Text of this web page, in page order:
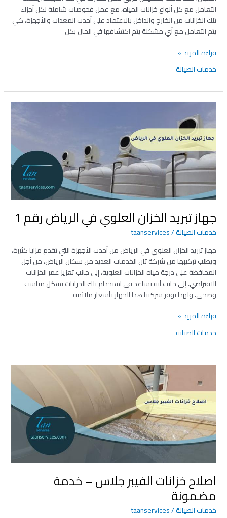
التعامل مع كل أنواع خزانات المياه، مع عمل فحوصات شاملة لكل أجزاء
تلك الخزانات من الخارج والداخل بالاعتماد على أحدث المعدات والأجهزة، كي
يتم التعامل مع أي مشكلة يتم اكتشافها في الحال بكل
قراءة المزيد »
خدمات الصيانة
جهاز تبريد الخزان العلوي في الرياض رقم 1
خدمات الصيانة/
taanservices
جهاز تبريد الخزان العلوي في الرياض من أحدث الأجهزة التي تقدم مزايا كثيرة،
ويطلب تركيبها من شركة تان الخدمات العديد من سكان الرياض، من أجل
المحافظة على درجة مياه الخزانات العلوية، إلى جانب تعزيز عمر الخزانات
الافتراضي، إلى جانب أنه يساعد في استخدام تلك الخزانات بشكل مناسب
وصحي، ولهذا توفر شركتنا هذا الجهاز بأسعار ملائمة
الخزان
العلوي
في
الرياض رقم
1
قراءة المزيد »
خدمات الصيانة
اصلاح خزانات الفيبر جلاس – خدمة
مضمونة
خدمات الصيانة/
taanservices
خزانات
الفيبر
جلاس –
خدمة
مضمونة